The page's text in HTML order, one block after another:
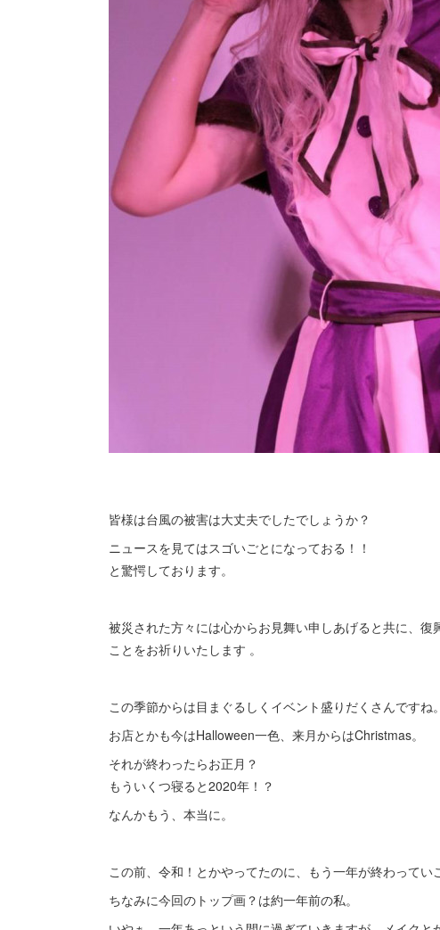
皆様は台風の被害は大丈夫でしたでしょうか？
ニュースを見てはスゴいごとになっておる！！
と驚愕しております。
被災された方々には心からお見舞い申しあげると共に、
ことをお祈りいたします 。
この季節からは目まぐるしくイベント盛りだくさんですね。
お店とかも今はHalloween一色、来月からはChristmas。
それが終わったらお正月？
もういくつ寝ると2020年！？
なんかもう、本当に。
この前、令和！とかやってたのに、もう一年が終わってい
ちなみに今回のトップ画？は約一年前の私。